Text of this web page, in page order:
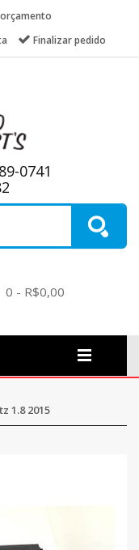
Finalizar pedido
0741
0 - R$0,00
1.8 2015